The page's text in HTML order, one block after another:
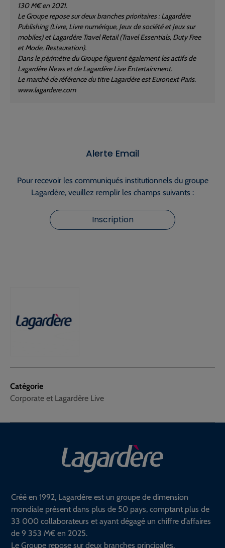
Catégorie
Corporate et Lagardère Live
130 M€ en 2021.
Le Groupe repose sur deux branches prioritaires : Lagardère
Publishing (Livre, Livre numérique, Jeux de société et Jeux sur
mobiles) et Lagardère Travel Retail (Travel Essentials, Duty Free
et Mode, Restauration).
Dans le périmètre du Groupe figurent également les actifs de
Lagardère News et de Lagardère Live Entertainment.
Le marché de référence du titre Lagardère est Euronext Paris.
www.lagardere.com
Alerte Email
Pour recevoir les communiqués institutionnels du groupe
Lagardère, veuillez remplir les champs suivants :
Inscription
Créé en 1992, Lagardère est un groupe de dimension
mondiale présent dans plus de 50 pays, comptant plus de
33 000 collaborateurs et ayant dégagé un chiffre d’affaires
de 9 353 M€ en 2025.
Le Groupe repose sur deux branches principales.